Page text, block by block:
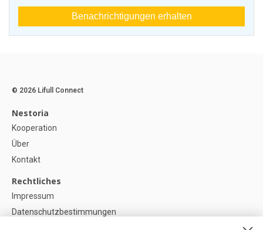
Benachrichtigungen erhalten
© 2026 Lifull Connect
Nestoria
Kooperation
Über
Kontakt
Rechtliches
Impressum
Datenschutzbestimmungen